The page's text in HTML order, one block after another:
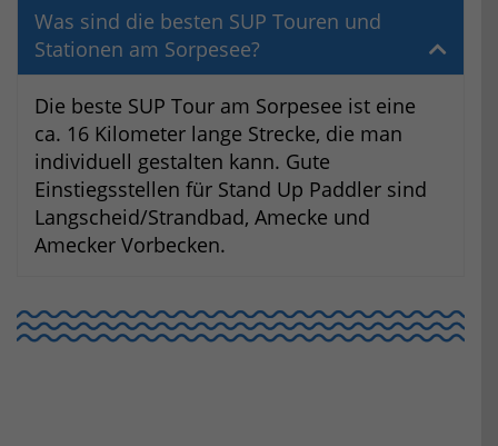
Was sind die besten SUP Touren und
Stationen am Sorpesee?
Die beste SUP Tour am Sorpesee ist eine
ca. 16 Kilometer lange Strecke, die man
individuell gestalten kann. Gute
Einstiegsstellen für Stand Up Paddler sind
Langscheid/Strandbad, Amecke und
Amecker Vorbecken.